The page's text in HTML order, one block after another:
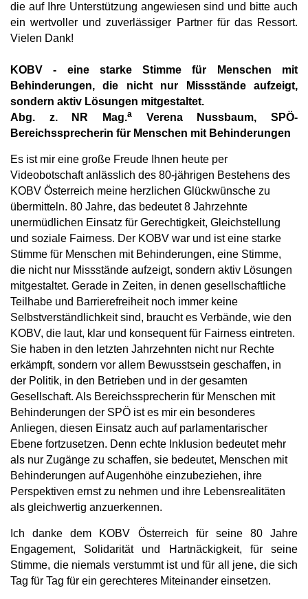
die auf Ihre Unterstützung angewiesen sind und bitte auch
ein wertvoller und zuverlässiger Partner für das Ressort.
Vielen Dank!
KOBV - eine starke Stimme für Menschen mit
Behinderungen, die nicht nur Missstände aufzeigt,
sondern aktiv Lösungen mitgestaltet.
Abg. z. NR Mag.a
Verena Nussbaum, SPÖ-
Bereichssprecherin für Menschen mit Behinderungen
Es ist mir eine große Freude Ihnen heute per
Videobotschaft anlässlich des 80-jährigen Bestehens des
KOBV Österreich meine herzlichen Glückwünsche zu
übermitteln. 80 Jahre, das bedeutet 8 Jahrzehnte
unermüdlichen Einsatz für Gerechtigkeit, Gleichstellung
und soziale Fairness. Der KOBV war und ist eine starke
Stimme für Menschen mit Behinderungen, eine Stimme,
die nicht nur Missstände aufzeigt, sondern aktiv Lösungen
mitgestaltet. Gerade in Zeiten, in denen gesellschaftliche
Teilhabe und Barrierefreiheit noch immer keine
Selbstverständlichkeit sind, braucht es Verbände, wie den
KOBV, die laut, klar und konsequent für Fairness eintreten.
Sie haben in den letzten Jahrzehnten nicht nur Rechte
erkämpft, sondern vor allem Bewusstsein geschaffen, in
der Politik, in den Betrieben und in der gesamten
Gesellschaft. Als Bereichssprecherin für Menschen mit
Behinderungen der SPÖ ist es mir ein besonderes
Anliegen, diesen Einsatz auch auf parlamentarischer
Ebene fortzusetzen. Denn echte Inklusion bedeutet mehr
als nur Zugänge zu schaffen, sie bedeutet, Menschen mit
Behinderungen auf Augenhöhe einzubeziehen, ihre
Perspektiven ernst zu nehmen und ihre Lebensrealitäten
als gleichwertig anzuerkennen.
Ich danke dem KOBV Österreich für seine 80 Jahre
Engagement, Solidarität und Hartnäckigkeit, für seine
Stimme, die niemals verstummt ist und für all jene, die sich
Tag für Tag für ein gerechteres Miteinander einsetzen.